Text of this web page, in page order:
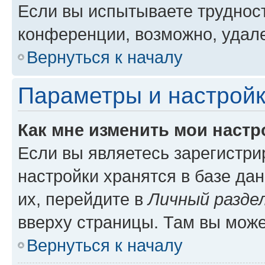
Если вы испытываете
конференции, возможно,
Вернуться к началу
Параметры и
Как мне изменить мои
Если вы являетесь
настройки хранятся в базе
их, перейдите вЛичный
вверху страницы. Там вы
Вернуться к началу